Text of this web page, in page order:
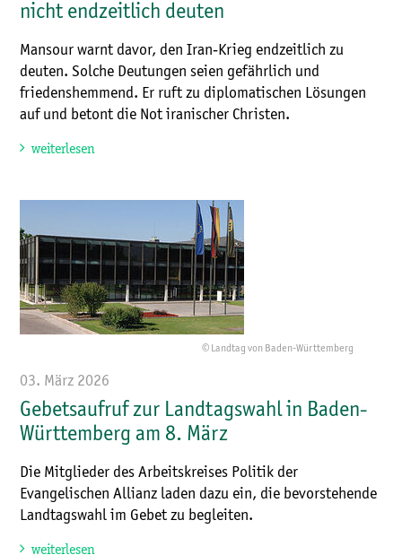
nicht endzeitlich deuten
Mansour warnt davor, den Iran‑Krieg endzeitlich zu
deuten. Solche Deutungen seien gefährlich und
friedenshemmend. Er ruft zu diplomatischen Lösungen
auf und betont die Not iranischer Christen.
weiterlesen
© Landtag von Baden-Württemberg
03. März 2026
Gebetsaufruf zur Landtagswahl in Baden-
Württemberg am 8. März
Die Mitglieder des Arbeitskreises Politik der
Evangelischen Allianz laden dazu ein, die bevorstehende
Landtagswahl im Gebet zu begleiten.
weiterlesen